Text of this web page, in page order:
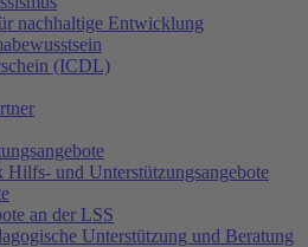
nachhaltige Entwicklung
(ICDL)
Hilfs- und Unterstützungsangebote
an der LSS
Unterstützung und Beratung